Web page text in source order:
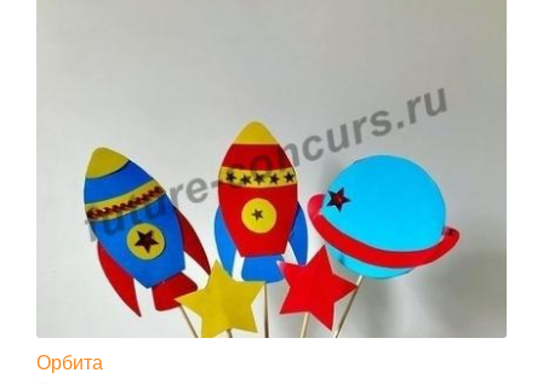
Орбита